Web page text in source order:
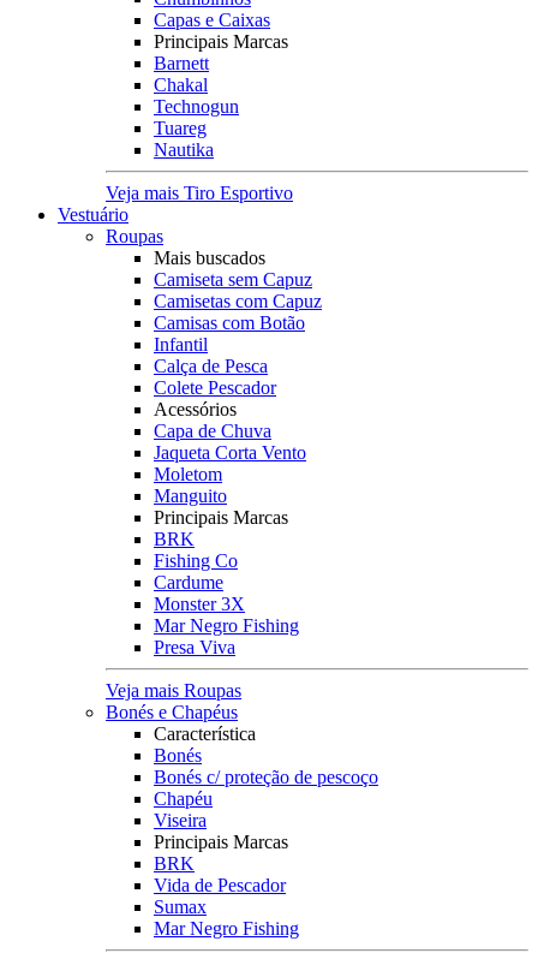
Capas e Caixas
Principais Marcas
Barnett
Chakal
Technogun
Tuareg
Nautika
Veja mais Tiro Esportivo
Vestuário
Roupas
Mais buscados
Camiseta sem Capuz
Camisetas com Capuz
Camisas com Botão
Infantil
Calça de Pesca
Colete Pescador
Acessórios
Capa de Chuva
Jaqueta Corta Vento
Moletom
Manguito
Principais Marcas
BRK
Fishing Co
Cardume
Monster 3X
Mar Negro Fishing
Presa Viva
Veja mais Roupas
Bonés e Chapéus
Característica
Bonés
Bonés c/ proteção de pescoço
Chapéu
Viseira
Principais Marcas
BRK
Vida de Pescador
Sumax
Mar Negro Fishing